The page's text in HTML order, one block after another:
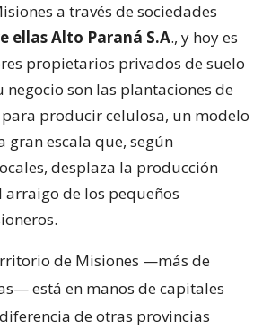
a través de sociedades
ellas Alto Paraná S.A., y hoy es
propietarios privados de suelo
negocio son las plantaciones de
producir celulosa, un modelo
gran escala que, según
desplaza la producción
arraigo de los pequeños
de Misiones —más de
está en manos de capitales
de otras provincias